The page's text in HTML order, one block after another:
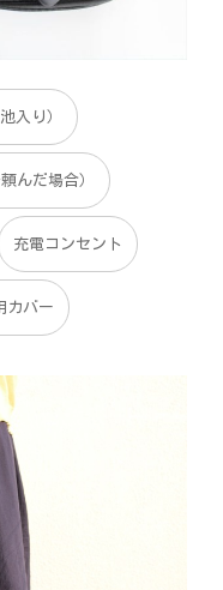
入り）
んだ場合）
充電コンセント
カバー